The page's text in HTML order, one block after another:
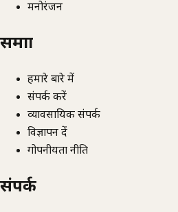
मनोरंजन
समाज्ञा
हमारे बारे में
संपर्क करें
व्यावसायिक संपर्क
विज्ञापन दें
गोपनीयता नीति
संपर्क